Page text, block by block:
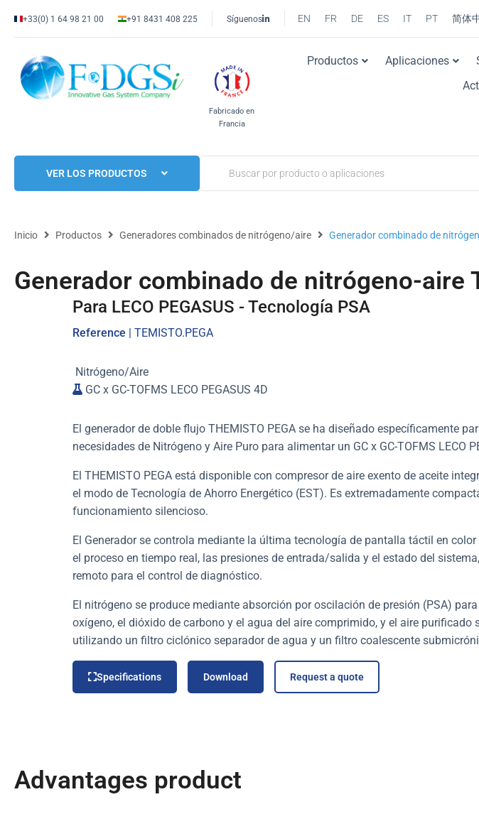
+33(0) 1 64 98 21 00 +91 8431 408 225 Síguenos EN FR DE ES IT PT 简体
Fabricado en
Francia
Productos Aplicaciones
VER LOS PRODUCTOS
Inicio Productos Generadores combinados de nitrógeno/aire Generador combinado de
Generador combinado de nitrógeno-aire
Para LECO PEGASUS - Tecnología PSA
Reference | TEMISTO.PEGA
Nitrógeno/Aire
GC x GC-TOFMS LECO PEGASUS 4D
El generador de doble flujo THEMISTO PEGA se ha diseñado específicamente
necesidades de Nitrógeno y Aire Puro para alimentar un GC x GC-TOFMS LECO
El THEMISTO PEGA está disponible con compresor de aire exento de aceite
el modo de Tecnología de Ahorro Energético (EST). Es extremadamente
funcionamiento silencioso.
El Generador se controla mediante la última tecnología de pantalla táctil en
el proceso en tiempo real, las presiones de entrada/salida y el estado del
remoto para el control de diagnóstico.
El nitrógeno se produce mediante absorción por oscilación de presión (PSA) para
oxígeno, el dióxido de carbono y el agua del aire comprimido, y el aire purificado
utilizando un filtro ciclónico separador de agua y un filtro coalescente
Specifications Download Request a quote
Advantages product